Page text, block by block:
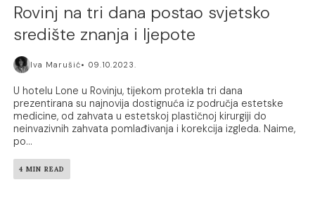
Rovinj na tri dana postao svjetsko
središte znanja i ljepote
Iva Marušić 09.10.2023.
U hotelu Lone u Rovinju, tijekom protekla tri dana
prezentirana su najnovija dostignuća iz područja estetske
medicine, od zahvata u estetskoj plastičnoj kirurgiji do
neinvazivnih zahvata pomlađivanja i korekcija izgleda. Naime,
po...
4 MIN READ